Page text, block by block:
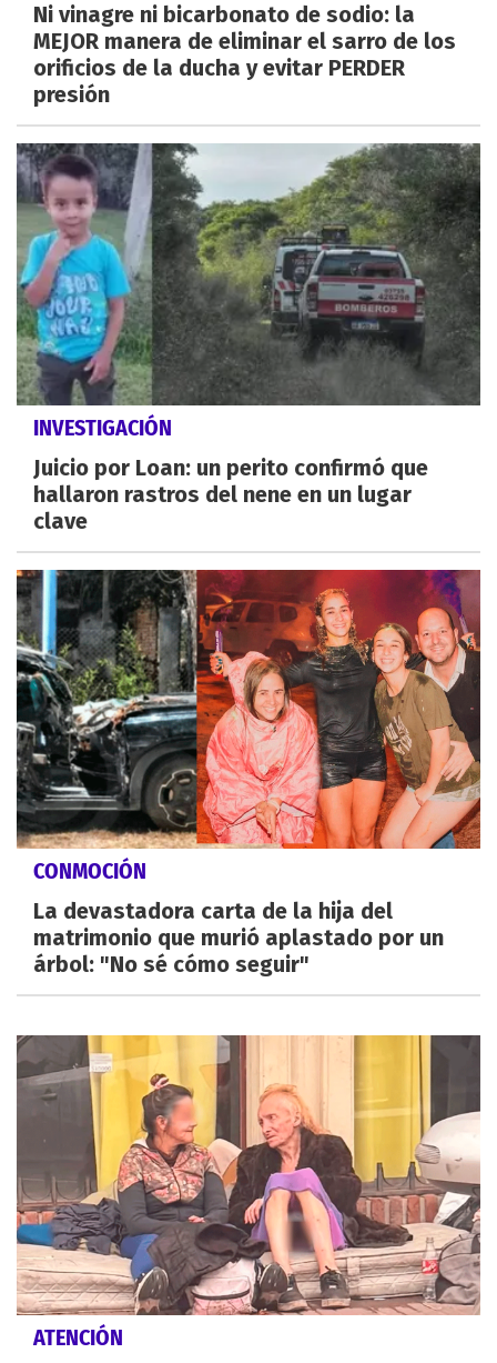
Ni vinagre ni bicarbonato de sodio: la
MEJOR manera de eliminar el sarro de los
orificios de la ducha y evitar PERDER
presión
INVESTIGACIÓN
Juicio por Loan: un perito confirmó que
hallaron rastros del nene en un lugar
clave
CONMOCIÓN
La devastadora carta de la hija del
matrimonio que murió aplastado por un
árbol: "No sé cómo seguir"
ATENCIÓN